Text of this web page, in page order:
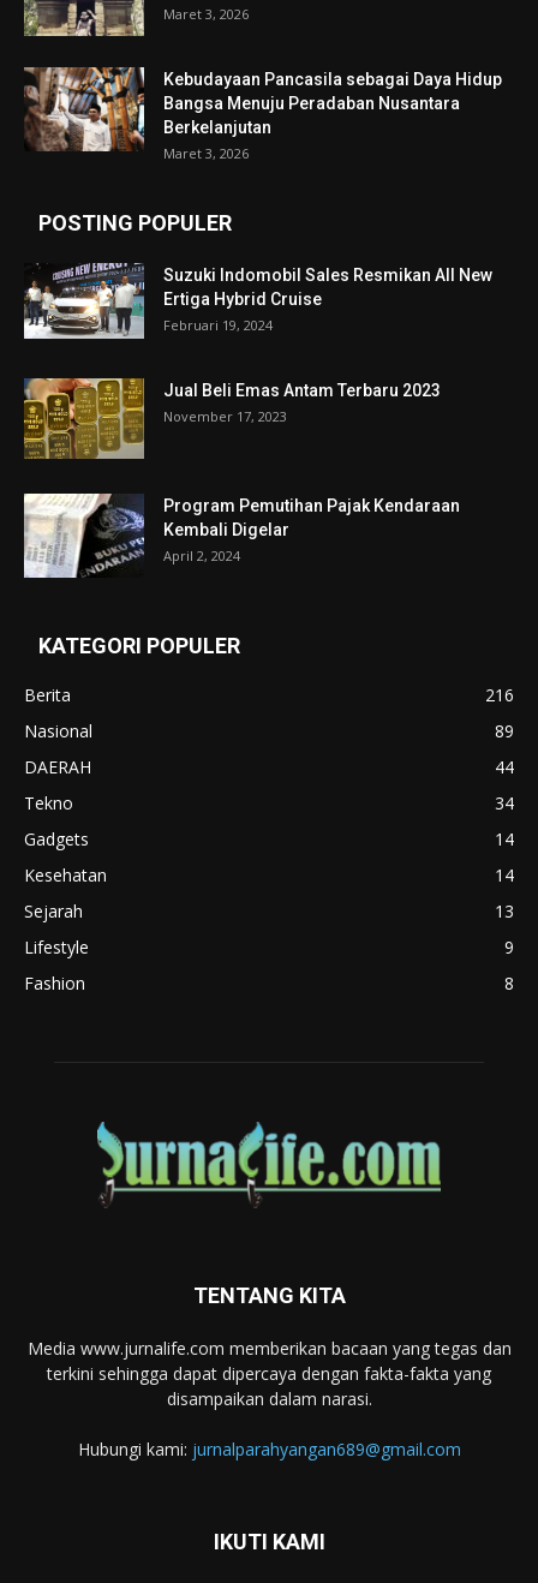
Maret 3, 2026
Kebudayaan Pancasila sebagai Daya Hidup
Bangsa Menuju Peradaban Nusantara
Berkelanjutan
Maret 3, 2026
POSTING POPULER
Suzuki Indomobil Sales Resmikan All New
Ertiga Hybrid Cruise
Februari 19, 2024
Jual Beli Emas Antam Terbaru 2023
November 17, 2023
Program Pemutihan Pajak Kendaraan
Kembali Digelar
April 2, 2024
KATEGORI POPULER
Berita
216
Nasional
89
DAERAH
44
Tekno
34
Gadgets
14
Kesehatan
14
Sejarah
13
Lifestyle
9
Fashion
8
TENTANG KITA
Media www.jurnalife.com memberikan bacaan yang tegas dan
terkini sehingga dapat dipercaya dengan fakta-fakta yang
disampaikan dalam narasi.
Hubungi kami: jurnalparahyangan689@gmail.com
IKUTI KAMI